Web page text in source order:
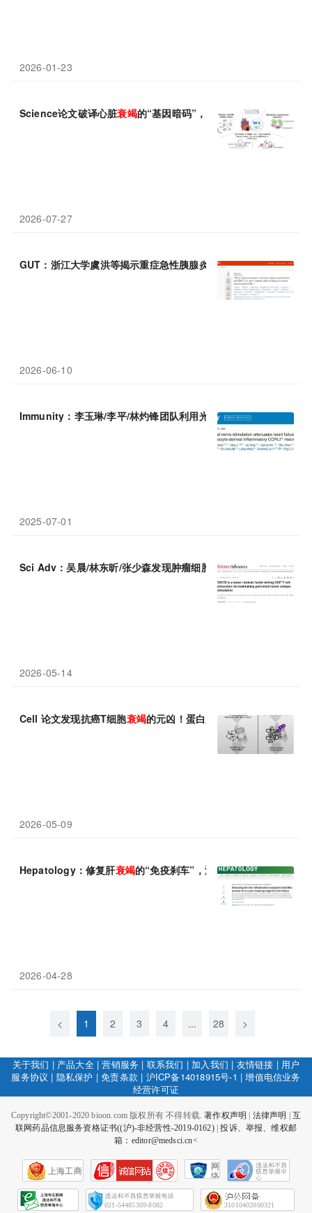
2026-01-23
Science论文破译心脏衰竭的“基因暗码”，超75万单细胞图谱揭示
2026-07-27
GUT：浙江大学虞洪等揭示重症急性胰腺炎微循环衰竭的关键驱动
2026-06-10
Immunity：李玉琳/李平/林灼锋团队利用光遗传学迷走神经刺激，
2025-07-01
Sci Adv：吴晨/林东昕/张少森发现肿瘤细胞借CKS1B“隐藏”自己
2026-05-14
Cell 论文发现抗癌T细胞衰竭的元凶！蛋白质回收站失灵，而修复
2026-05-09
Hepatology：修复肝衰竭的“免疫刹车”，浙江大学施毓/盛吉芳
2026-04-28
< 1 2 3 4 ... 28 >
关于我们 | 产品大全|营销服务 | 联系我们 | 加入我们 | 友情链接 | 用户
服务协议 | 隐私保护 |免责条款 | 沪ICP备14018915号-1 |增值电信业务
经营许可证
Copyright©2001-2020 bioon.com 版权所有 不得转载.著作权声明 法律声明
互
联网药品信息服务资格证书((沪)-非经营性-2019-0162)|投诉、举报、维权邮
箱：editor@medsci.cn<
上海工商
网
络
会
征
021-54485309-8082 31010402000321